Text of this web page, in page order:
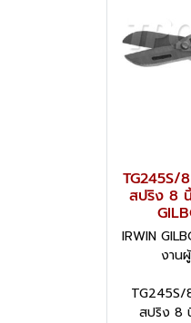
TG245S/
สปริง 8
IRWIN
งาน
TG245S/
สปริง 8